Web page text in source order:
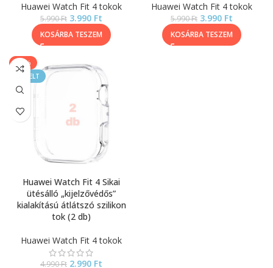
Huawei Watch Fit 4 tokok
5.990Ft 3.990 Ft
KOSÁRBA TESZEM
Huawei Watch Fit 4 tokok
5.990Ft 3.990 Ft
KOSÁRBA TESZEM
-40%
KIEMELT
Huawei Watch Fit 4 Sikai
ütésálló „kijelzővédős”
kialakítású átlátszó szilikon
tok (2 db)
Huawei Watch Fit 4 tokok
4.990Ft 2.990 Ft